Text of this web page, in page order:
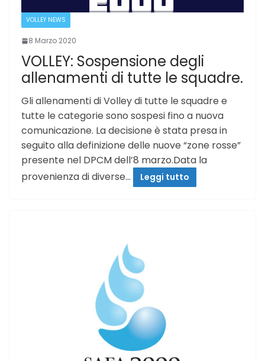
VOLLEY NEWS
8 Marzo 2020
VOLLEY: Sospensione degli
allenamenti di tutte le squadre.
Gli allenamenti di Volley di tutte le squadre e
tutte le categorie sono sospesi fino a nuova
comunicazione. La decisione è stata presa in
seguito alla definizione delle nuove “zone rosse”
presente nel DPCM dell’8 marzo.Data la
provenienza di diverse…
Leggi tutto